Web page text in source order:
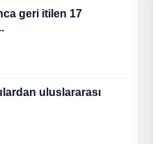
geri itilen 17
uluslararası